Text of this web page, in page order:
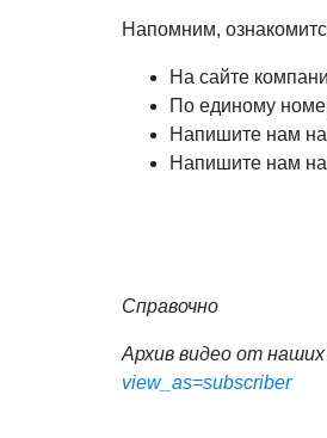
Напомним,
На сайте
По единому
Напишите нам на
Напишите нам
Справочно
Архив видео от
view_as=subscriber